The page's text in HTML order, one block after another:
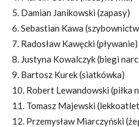
5. Damian Janikowski (zapasy)
6. Sebastian Kawa
7. Radosław Kawęcki (pływanie)
8. Justyna Kowalczyk (biegi
9. Bartosz Kurek (siatkówka)
10. Robert Lewandowski (piłka
11. Tomasz Majewski
12. Przemysław Miarczyński